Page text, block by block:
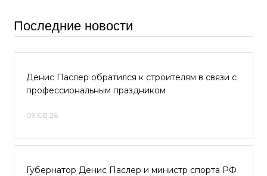
Последние новости
Денис Паслер обратился к строителям в связи с
профессиональным праздником
09.08.26
Губернатор Денис Паслер и министр спорта РФ